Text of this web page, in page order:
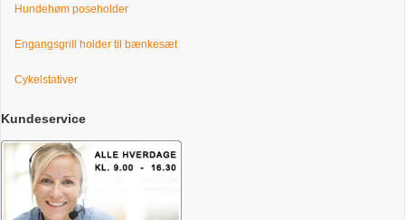
Hundehøm poseholder
Engangsgrill holder til bænkesæt
Cykelstativer
Kundeservice